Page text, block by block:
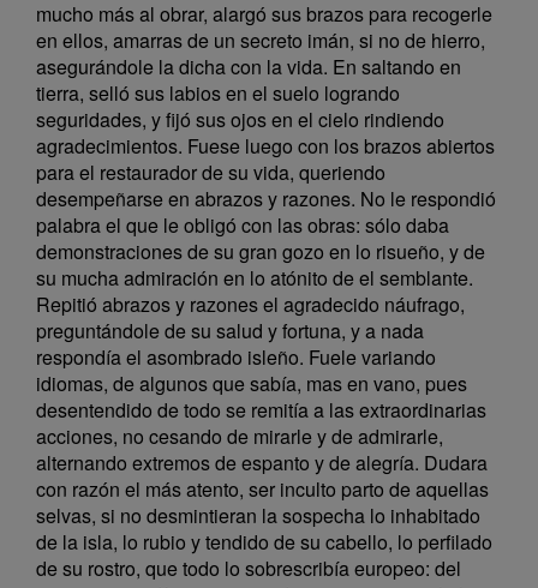
mucho más al obrar, alargó sus brazos para recogerle
en ellos, amarras de un secreto imán, si no de hierro,
asegurándole la dicha con la vida. En saltando en
tierra, selló sus labios en el suelo logrando
seguridades, y fijó sus ojos en el cielo rindiendo
agradecimientos. Fuese luego con los brazos abiertos
para el restaurador de su vida, queriendo
desempeñarse en abrazos y razones. No le respondió
palabra el que le obligó con las obras: sólo daba
demonstraciones de su gran gozo en lo risueño, y de
su mucha admiración en lo atónito de el semblante.
Repitió abrazos y razones el agradecido náufrago,
preguntándole de su salud y fortuna, y a nada
respondía el asombrado isleño. Fuele variando
idiomas, de algunos que sabía, mas en vano, pues
desentendido de todo se remitía a las extraordinarias
acciones, no cesando de mirarle y de admirarle,
alternando extremos de espanto y de alegría. Dudara
con razón el más atento, ser inculto parto de aquellas
selvas, si no desmintieran la sospecha lo inhabitado
de la isla, lo rubio y tendido de su cabello, lo perfilado
de su rostro, que todo lo sobrescribía europeo: del